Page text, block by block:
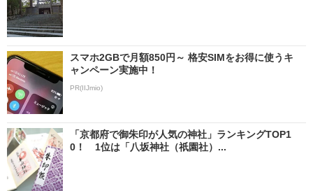
スマホ2GBで月額850円～ 格安SIMをお得に使うキ
ャンペーン実施中！
PR(IIJmio)
「京都府で御朱印が人気の神社」ランキングTOP1
0！ 1位は「八坂神社（祇園社）...